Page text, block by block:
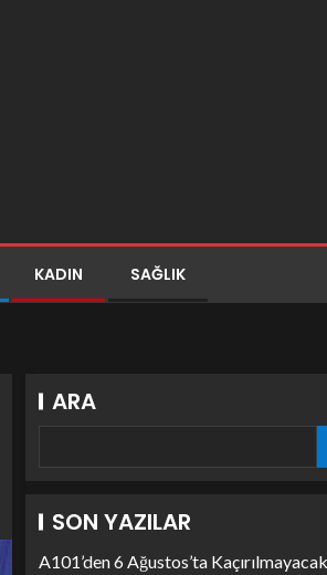
KADIN SAĞLIK
ARA
SON YAZILAR
A101’den 6 Ağustos’ta Kaçırılmayacak